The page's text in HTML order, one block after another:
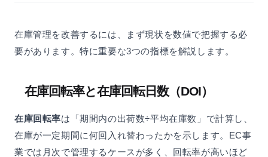
在庫管理を改善するには、まず現状を数値で把握する必
要があります。特に重要な3つの指標を解説します。
在庫回転率と在庫回転日数（DOI）
在庫回転率は「期間内の出荷数÷平均在庫数」で計算し、
在庫が一定期間に何回入れ替わったかを示します。EC事
業では月次で管理するケースが多く、回転率が高いほど